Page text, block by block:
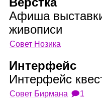
Афиша
живописи
Совет Нозика
Интерфейс
Интерфейс
Совет Бирмана 🗩1